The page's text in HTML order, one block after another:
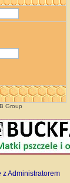
Group
Administratorem